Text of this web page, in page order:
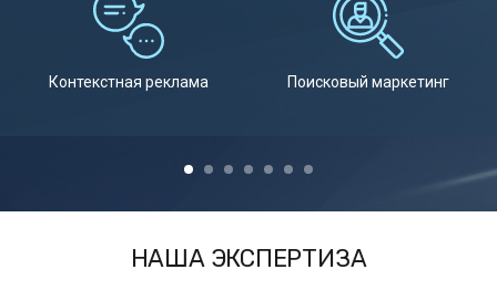
Контекстная реклама Поисковый маркетинг
НАША ЭКСПЕРТИЗА